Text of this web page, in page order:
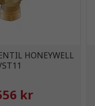
HONEYWELL
kr